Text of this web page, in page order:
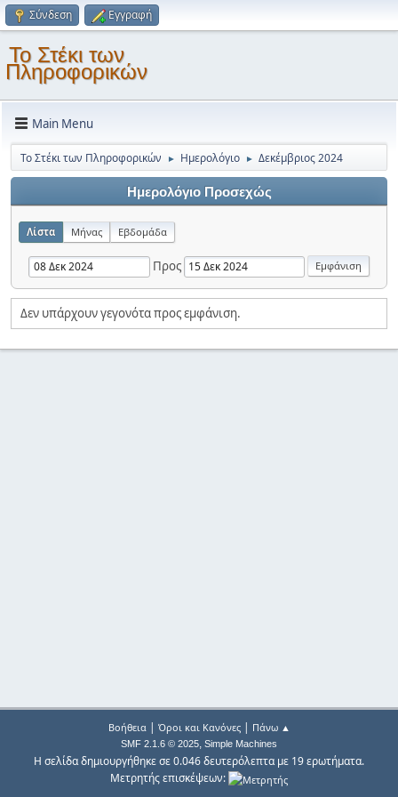
Σύνδεση Εγγραφή
Το Στέκι των
Πληροφορικών
Main Menu
Το Στέκι των Πληροφορικών ► Ημερολόγιο ► Δεκέμβριος 2024
Ημερολόγιο Προσεχώς
Λίστα Μήνας Εβδομάδα
Προς
Δεν υπάρχουν γεγονότα προς εμφάνιση.
Βοήθεια| Όροι και Κανόνες| Πάνω ▲
SMF 2.1.6 © 2025, Simple Machines
Η σελίδα δημιουργήθηκε σε 0.046 δευτερόλεπτα με 19 ερωτήματα.
Μετρητής επισκέψεων: